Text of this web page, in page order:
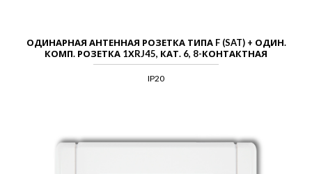
ОДИНАРНАЯ АНТЕННАЯ РОЗЕТКА ТИПА F (SAT) + ОДИН.
КОМП. РОЗЕТКА 1ХRJ45, КАТ. 6, 8-КОНТАКТНАЯ
IP20